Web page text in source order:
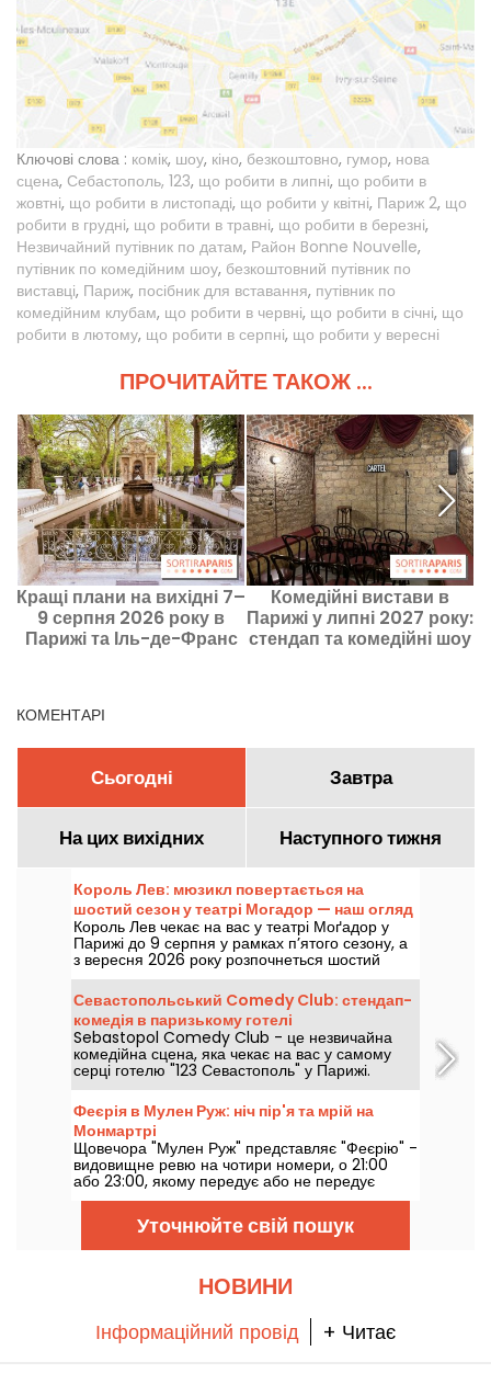
Ключові слова : комік, шоу, кіно, безкоштовно, гумор, нова
сцена, Себастополь, 123, що робити в липні, що робити в
жовтні, що робити в листопаді, що робити у квітні, Париж 2, що
робити в грудні, що робити в травні, що робити в березні,
Незвичайний путівник по датам, Район Bonne Nouvelle,
путівник по комедійним шоу, безкоштовний путівник по
виставці, Париж, посібник для вставання, путівник по
комедійним клубам, що робити в червні, що робити в січні, що
робити в лютому, що робити в серпні, що робити у вересні
ПРОЧИТАЙТЕ ТАКОЖ ...
Кращі плани на вихідні 7–
9 серпня 2026 року в
Парижі та Іль-де-Франс
Комедійні вистави в
Парижі у липні 2027 року:
стендап та комедійні шоу
КОМЕНТАРІ
Сьогодні Завтра
На цих вихідних Наступного тижня
Король Лев: мюзикл повертається на
шостий сезон у театрі Могадор — наш огляд
Король Лев чекає на вас у театрі Моґадор у
Парижі до 9 серпня у рамках п’ятого сезону, а
з вересня 2026 року розпочнеться шостий
сезон, більш ніж через десять років після
останнього виступу в цьому паризькому залі.
Ми побачили його — розповідаємо усе!
Севастопольський Comedy Club: стендап-
комедія в паризькому готелі
Sebastopol Comedy Club - це незвичайна
комедійна сцена, яка чекає на вас у самому
серці готелю "123 Севастополь" у Парижі.
Щовихідних у самому серці готелю на вас
чекає стендап-сцена, на якій виступають відомі
артисти.
Феєрія в Мулен Руж: ніч пір'я та мрій на
Монмартрі
Щовечора "Мулен Руж" представляє "Феєрію" -
видовищне ревю на чотири номери, о 21:00
або 23:00, якому передує або не передує
вечеря, приготована шеф-кухарем.
Уточнюйте свій пошук
НОВИНИ
Інформаційний провід + Читає